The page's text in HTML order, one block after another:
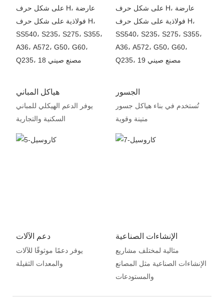
هياكل المباني
يوفر الدعم الهيكلي للمباني
السكنية والتجارية
الجسور
تُستخدم في بناء هياكل جسور
متينة وقوية
دعم الآلات
يوفر دعمًا موثوقًا للآلات
والمعدات الثقيلة
الإنشاءات الصناعية
مثالية لمختلف مشاريع
الإنشاءات الصناعية مثل المصانع
والمستودعات